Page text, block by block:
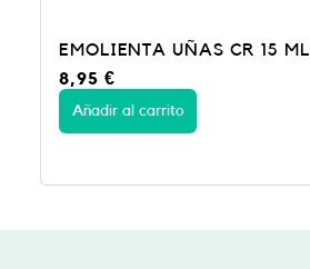
EMOLIENTA UÑAS CR 15 ML
8,95 €
Añadir al carrito